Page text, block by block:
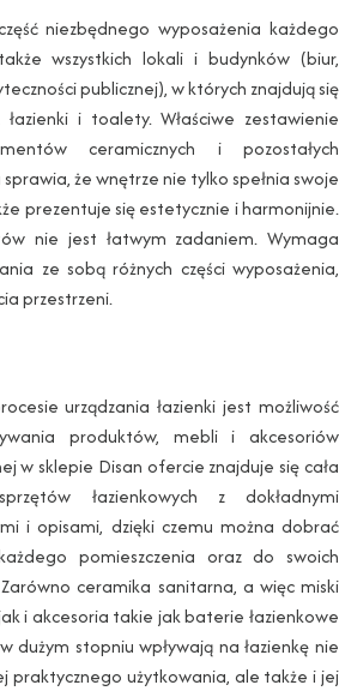
niezbędnego wyposażenia każdego
wszystkich lokali i budynków (biur,
publicznej), w których znajdują się
i toalety. Właściwe zestawienie
ceramicznych i pozostałych
że wnętrze nie tylko spełnia swoje
prezentuje się estetycznie i harmonijnie.
nie jest łatwym zadaniem. Wymaga
ze sobą różnych części wyposażenia,
przestrzeni.
urządzania łazienki jest możliwość
produktów, mebli i akcesoriów
w sklepie Disan ofercie znajduje się cała
łazienkowych z dokładnymi
i opisami, dzięki czemu można dobrać
pomieszczenia oraz do swoich
ceramika sanitarna, a więc miski
i akcesoria takie jak baterie łazienkowe
dużym stopniu wpływają na łazienkę nie
praktycznego użytkowania, ale także i jej